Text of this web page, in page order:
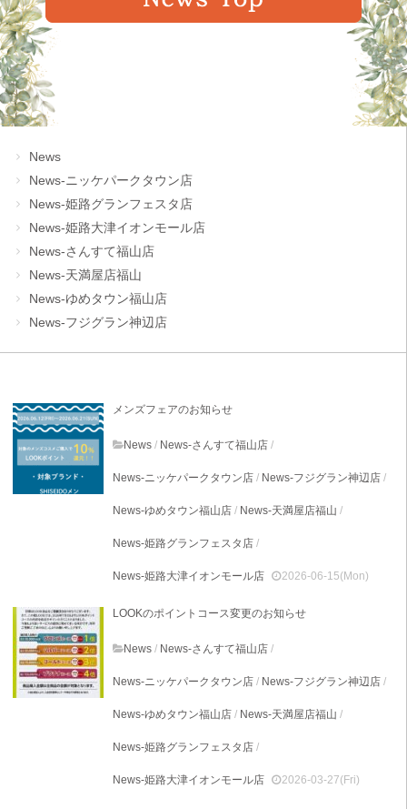
News
News-ニッケパークタウン店
News-姫路グランフェスタ店
News-姫路大津イオンモール店
News-さんすて福山店
News-天満屋店福山
News-ゆめタウン福山店
News-フジグラン神辺店
メンズフェアのお知らせ
News / News-さんすて福山店 /
News-ニッケパークタウン店 / News-フジグラン神辺店 /
News-ゆめタウン福山店 / News-天満屋店福山 /
News-姫路グランフェスタ店 /
News-姫路大津イオンモール店 2026-06-15(Mon)
LOOKのポイントコース変更のお知らせ
News / News-さんすて福山店 /
News-ニッケパークタウン店 / News-フジグラン神辺店 /
News-ゆめタウン福山店 / News-天満屋店福山 /
News-姫路グランフェスタ店 /
News-姫路大津イオンモール店 2026-03-27(Fri)